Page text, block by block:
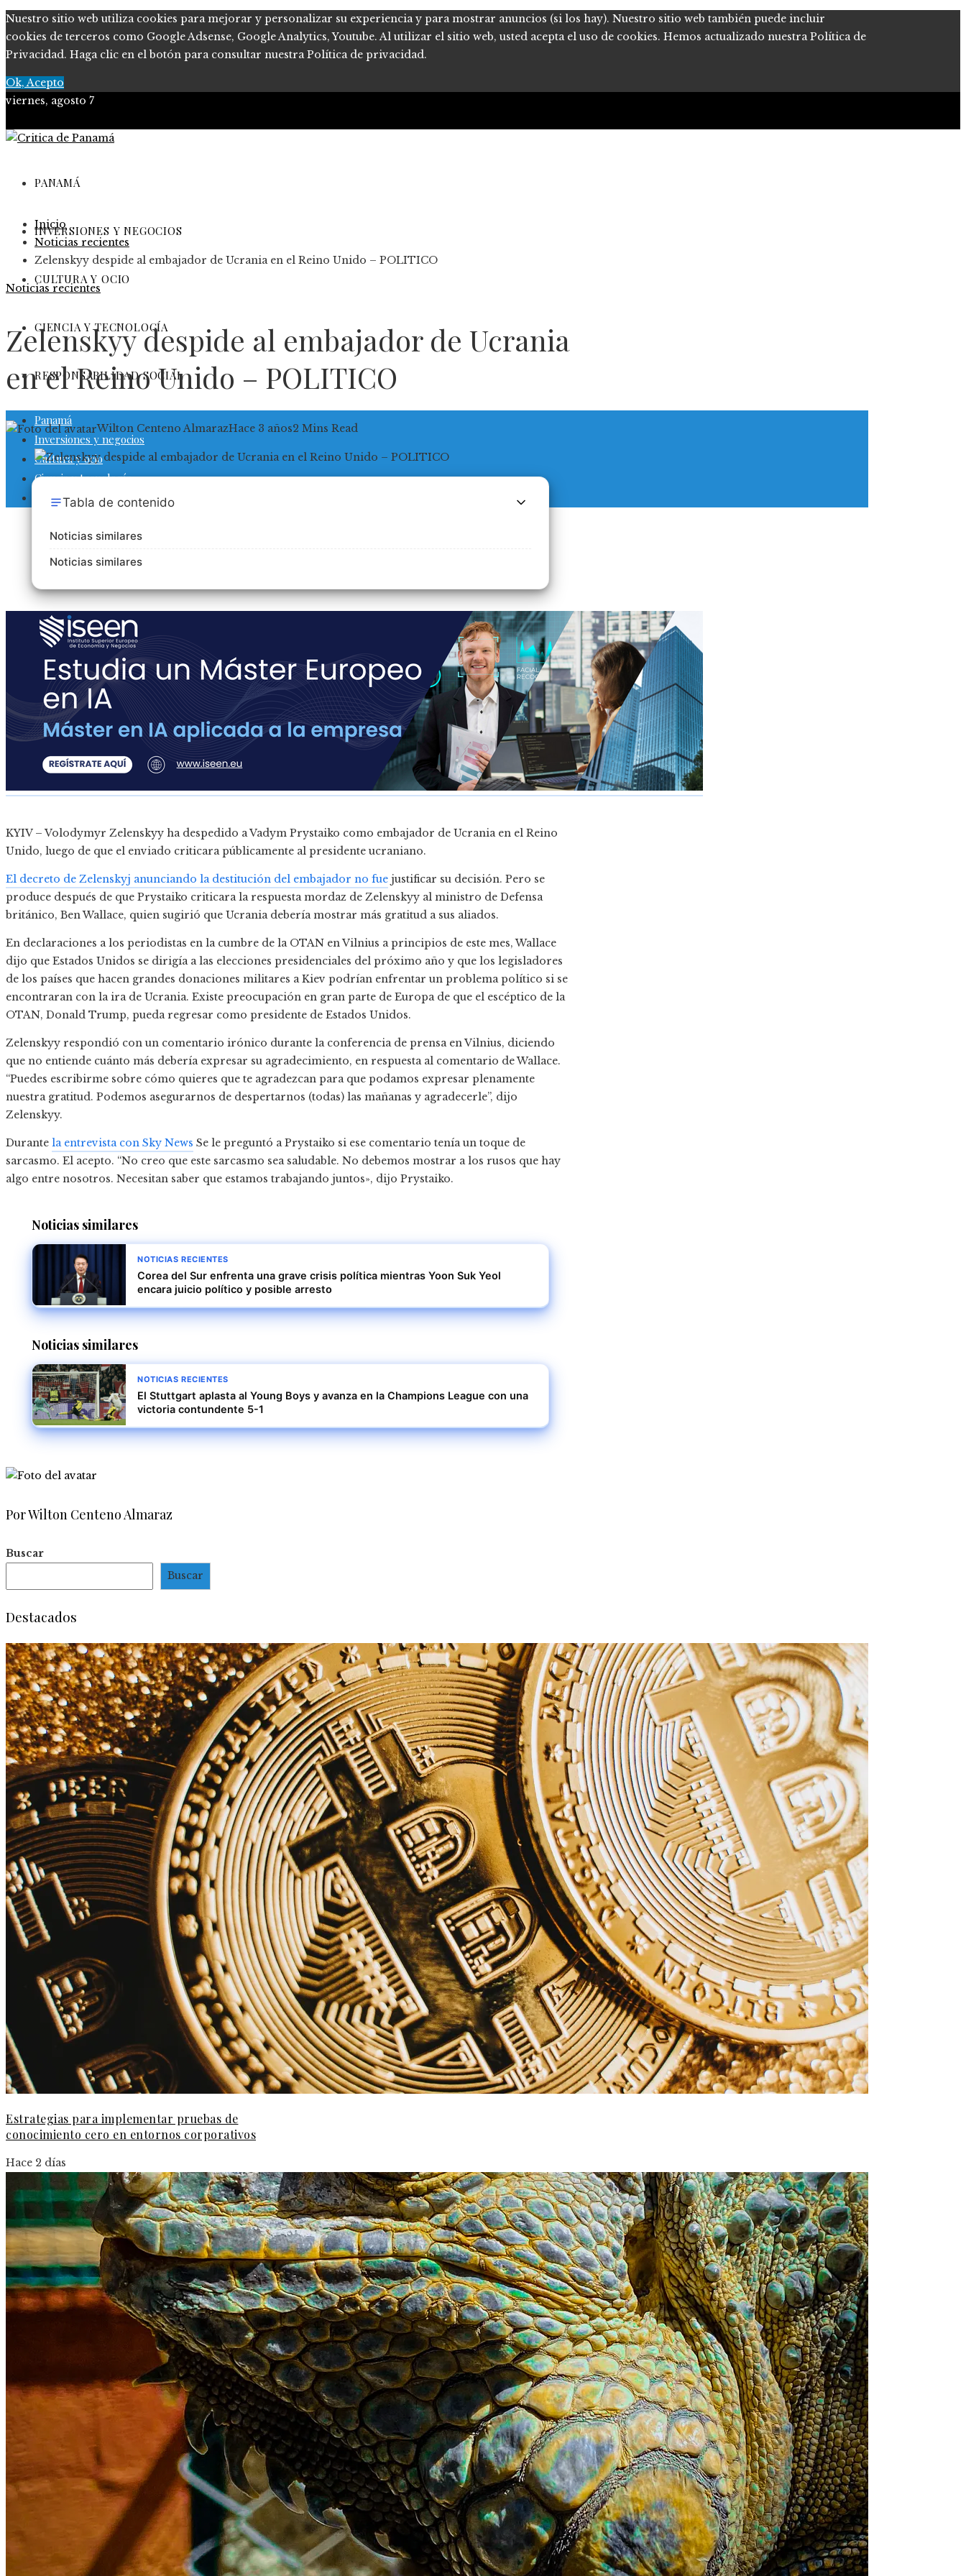
Nuestro sitio web utiliza cookies para mejorar y personalizar su experiencia y para mostrar anuncios (si los hay). Nuestro sitio web también puede incluir
cookies de terceros como Google Adsense, Google Analytics, Youtube. Al utilizar el sitio web, usted acepta el uso de cookies. Hemos actualizado nuestra Política de
Privacidad. Haga clic en el botón para consultar nuestra Política de privacidad.
Ok, Acepto
viernes, agosto 7
PANAMÁ
INVERSIONES Y NEGOCIOS
CULTURA Y OCIO
CIENCIA Y TECNOLOGÍA
RESPONSABILIDAD SOCIAL
Panamá
Inversiones y negocios
Cultura y ocio
Ciencia y tecnología
Responsabilidad social
Inicio
Noticias recientes
Zelenskyy despide al embajador de Ucrania en el Reino Unido – POLITICO
Noticias recientes
Zelenskyy despide al embajador de Ucrania
en el Reino Unido – POLITICO
Wilton Centeno AlmarazHace 3 años2 Mins Read
Tabla de contenido
Noticias similares
Noticias similares
KYIV – Volodymyr Zelenskyy ha despedido a Vadym Prystaiko como embajador de Ucrania en el Reino
Unido, luego de que el enviado criticara públicamente al presidente ucraniano.
El decreto de Zelenskyj anunciando la destitución del embajador no fue justificar su decisión. Pero se
produce después de que Prystaiko criticara la respuesta mordaz de Zelenskyy al ministro de Defensa
británico, Ben Wallace, quien sugirió que Ucrania debería mostrar más gratitud a sus aliados.
En declaraciones a los periodistas en la cumbre de la OTAN en Vilnius a principios de este mes, Wallace
dijo que Estados Unidos se dirigía a las elecciones presidenciales del próximo año y que los legisladores
de los países que hacen grandes donaciones militares a Kiev podrían enfrentar un problema político si se
encontraran con la ira de Ucrania. Existe preocupación en gran parte de Europa de que el escéptico de la
OTAN, Donald Trump, pueda regresar como presidente de Estados Unidos.
Zelenskyy respondió con un comentario irónico durante la conferencia de prensa en Vilnius, diciendo
que no entiende cuánto más debería expresar su agradecimiento, en respuesta al comentario de Wallace.
“Puedes escribirme sobre cómo quieres que te agradezcan para que podamos expresar plenamente
nuestra gratitud. Podemos asegurarnos de despertarnos (todas) las mañanas y agradecerle”, dijo
Zelenskyy.
Durante la entrevista con Sky News Se le preguntó a Prystaiko si ese comentario tenía un toque de
sarcasmo. El acepto. “No creo que este sarcasmo sea saludable. No debemos mostrar a los rusos que hay
algo entre nosotros. Necesitan saber que estamos trabajando juntos», dijo Prystaiko.
Noticias similares
NOTICIAS RECIENTES
Corea del Sur enfrenta una grave crisis política mientras Yoon Suk Yeol
encara juicio político y posible arresto
Noticias similares
NOTICIAS RECIENTES
El Stuttgart aplasta al Young Boys y avanza en la Champions League con una
victoria contundente 5-1
Por Wilton Centeno Almaraz
Buscar
Buscar
Destacados
Estrategias para implementar pruebas de
conocimiento cero en entornos corporativos
Hace 2 días